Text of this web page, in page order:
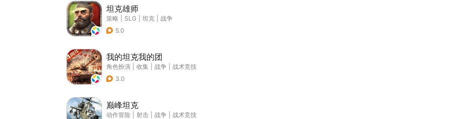
坦克雄师
策略 SLG 坦克
战争
5.0
我的坦克我的团
角色扮演 收集 战争
战术竞技
3.0
巅峰坦克
动作冒险 射击 战争
战术竞技